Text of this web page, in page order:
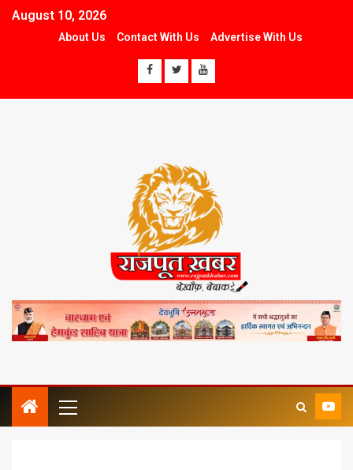
August 10, 2026
About Us Contact With Us Advertise With Us